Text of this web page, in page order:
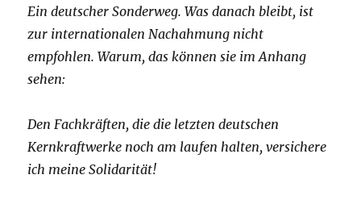
Ein deutscher Sonderweg. Was danach bleibt, ist
zur internationalen Nachahmung nicht
empfohlen. Warum, das können sie im Anhang
sehen:
Den Fachkräften, die die letzten deutschen
Kernkraftwerke noch am laufen halten, versichere
ich meine Solidarität!